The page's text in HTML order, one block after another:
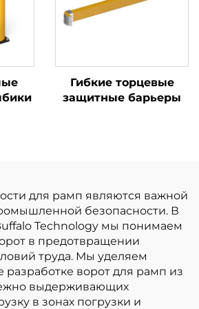
Гибкие торцевые
защитные барьеры
для рамп являются важной
безопасности. В
Technology мы понимаем
в предотвращении
труда. Мы уделяем
ворот для рамп из
выдерживающих
в зонах погрузки и